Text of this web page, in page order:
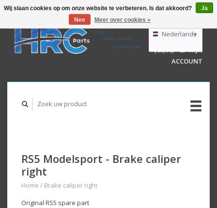
GBP
AUD
Nederlands
Deutsch
English
WINKELWAGEN
(€0,00)
MIJN
ACCOUNT
RS5 Modelsport - Brake caliper
right
Home / Brake caliper right
Original RS5 spare part
Wij slaan cookies op om onze website te verbeteren. Is dat akkoord?
Ja
Nee
Meer over cookies »